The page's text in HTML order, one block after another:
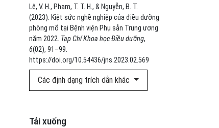
Lê, V. H., Phạm, T. T. H., & Nguyễn, B. T.
(2023). Kiệt sức nghề nghiệp của điều dưỡng
phòng mổ tại Bệnh viện Phụ sản Trung ương
năm 2022. Tạp Chí Khoa học Điều dưỡng,
6(02), 91–99.
https://doi.org/10.54436/jns.2023.02.569
Các định dạng trích dẫn khác
Tải xuống